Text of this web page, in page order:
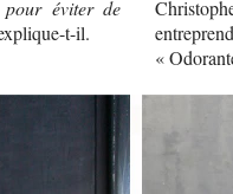
éviter de
t-il.
«